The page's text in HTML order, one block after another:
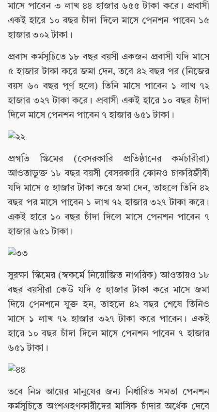
মাসে পাবেন ৩ লাখ ৪৪ হাজার ৬৫৫ টাকা করে। প্রবাসী
একই হারে ১০ বছর চাঁদা দিলে মাসে পেনশন পাবেন ১৫
হাজার ৩০২ টাকা।
প্রবাস কর্মসূচিতে ১৮ বছর বয়সী একজন প্রবাসী যদি মাসে
৫ হাজার টাকা করে জমা দেন, তবে ৪২ বছর পর (নিজের
বয়স ৬০ বছর পূর্ণ হলে) তিনি মাসে পাবেন ১ লাখ ৭২
হাজার ৩২৭ টাকা করে। প্রবাসী একই হারে ১০ বছর চাঁদা
দিলে মাসে পেনশন পাবেন ৭ হাজার ৬৫১ টাকা।
প্রগতি স্কিমের (বেসরকারি প্রতিষ্ঠানের কর্মচারীরা)
আওতাভুক্ত ১৮ বছর বয়সী বেসরকারি কোনও চাকরিজীবী
যদি মাসে ৫ হাজার টাকা করে জমা দেন, তাহলে তিনি ৪২
বছর পর মাসে পাবেন ১ লাখ ৭২ হাজার ৩২৭ টাকা করে।
একই হারে ১০ বছর চাঁদা দিলে মাসে পেনশন পাবেন ৭
হাজার ৬৫১ টাকা।
সুরক্ষা স্কিমের (স্বকর্মে নিয়োজিত নাগরিক) আওতায়ও ১৮
বছর বয়সীরা কেউ যদি ৫ হাজার টাকা করে মাসে জমা
দিয়ে পেনশনে যুক্ত হন, তাহলে ৪২ বছর শেষে তিনিও
মাসে ১ লাখ ৭২ হাজার ৩২৭ টাকা করে পাবেন। একই
হারে ১০ বছর চাঁদা দিলে মাসে পেনশন পাবেন ৭ হাজার
৬৫১ টাকা।
তবে নিম্ন আয়ের মানুষের জন্য নির্ধারিত সমতা পেনশন
কর্মসূচিতে অংশগ্রহণকারীদের মাসিক চাঁদার অর্ধেক দেবে